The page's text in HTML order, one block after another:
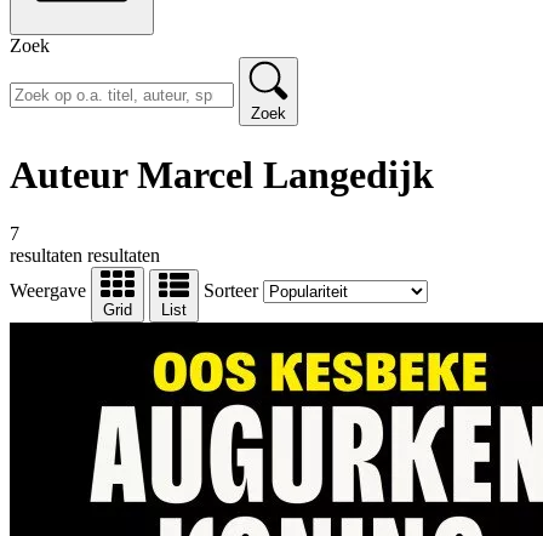
Zoek
Zoek
Auteur Marcel Langedijk
7
resultaten resultaten
Weergave
Grid List
Sorteer